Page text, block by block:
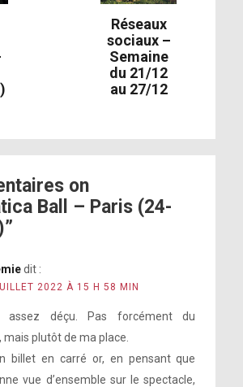
Glory
Fun Tonight
Stupid Love
Hold My Hand
Réseaux
sociaux –
Semaine
du 21/12
au 27/12
on
Ball – Paris (24-
dit :
2022 À 15 H 58 MIN
assez déçu. Pas forcément du
mais plutôt de ma place.
billet en carré or, en pensant que
vue d’ensemble sur le spectacle,